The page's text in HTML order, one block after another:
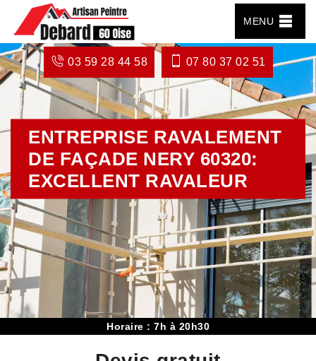
MENU
03 59 28 44 58 07 80 37 02 51
ENTREPRISE RAVALEMENT
DE FAÇADE NERY 60320:
EXCELLENT RAVALEUR
Horaire : 7h à 20h30